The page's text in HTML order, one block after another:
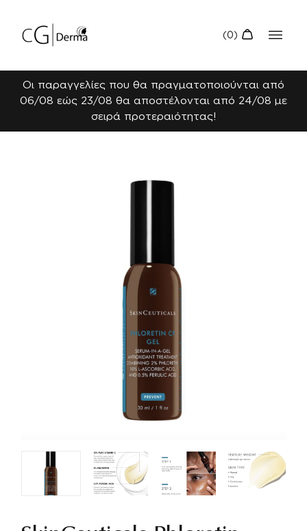
Οι παραγγελίες που θα πραγματοποιούνται από
06/08 εώς 23/08 θα αποστέλονται από 24/08 με
σειρά προτεραιότητας!